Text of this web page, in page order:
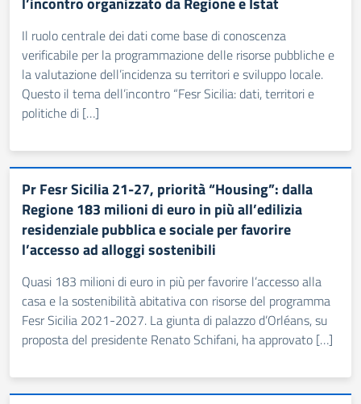
Il ruolo centrale dei dati come base di conoscenza
verificabile per la programmazione delle risorse pubbliche e
la valutazione dell’incidenza su territori e sviluppo locale.
Questo il tema dell’incontro “Fesr Sicilia: dati, territori e
politiche di […]
Pr Fesr Sicilia 21-27, priorità “Housing”: dalla
Regione 183 milioni di euro in più all’edilizia
residenziale pubblica e sociale per favorire
l’accesso ad alloggi sostenibili
Quasi 183 milioni di euro in più per favorire l’accesso alla
casa e la sostenibilità abitativa con risorse del programma
Fesr Sicilia 2021-2027. La giunta di palazzo d’Orléans, su
proposta del presidente Renato Schifani, ha approvato […]